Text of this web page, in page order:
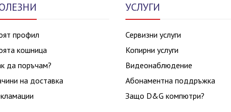
профил
кошница
да поръчам?
на доставка
УСЛУГИ
Сервизни услуги
Копирни услуги
Видеонаблюдение
Абонаментна поддръжка
Защо D&G компютри?